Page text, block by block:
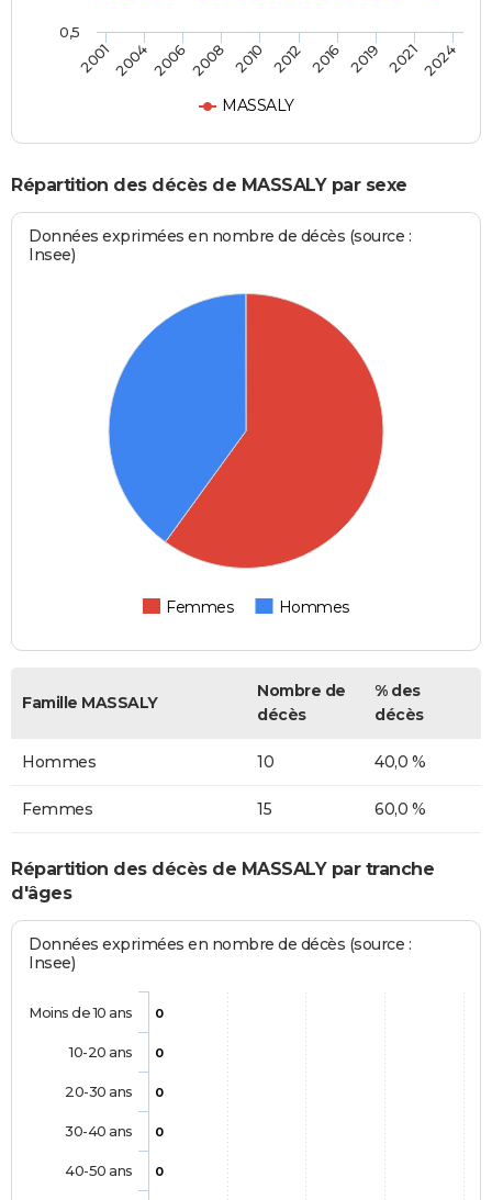
MASSALY
2001200420062008 2010 2012 2016 2019 20212024
0,5
Répartition des décès de MASSALY par sexe
Données exprimées en nombre de décès (source :
Insee)
Femmes Hommes
Famille MASSALY
Nombre de
décès
% des
décès
Hommes 10 40,0 %
Femmes 15 60,0 %
Répartition des décès de MASSALY par tranche
d'âges
Données exprimées en nombre de décès (source :
Insee)
0
0
0
0
0
Moins de 10 ans
10-20 ans
20-30 ans
30-40 ans
40-50 ans